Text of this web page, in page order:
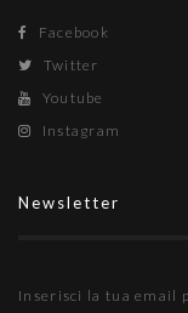
Facebook
Twitter
Youtube
Instagram
Newsletter
Inserisci la tua email